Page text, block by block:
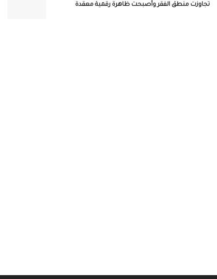
تجاوزت منطق الفقر وأصبحت ظاهرة رقمية معقدة